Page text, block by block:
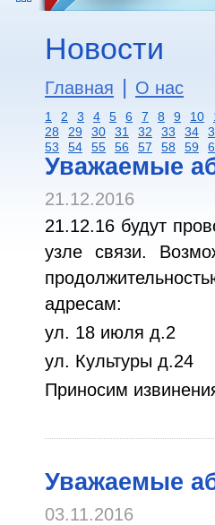
Новости
Главная | О нас
1 2 3 4 5 6 7 8 9 10
28
29 30 31 32 33 34
53
54 55 56 57 58 59
Уважаемые
21.12.2016
21.12.16 будут
узле связи.
адресам:
ул. 18 июля д.2
ул. Культуры д.24
Приносим
Уважаемые
03.11.2016